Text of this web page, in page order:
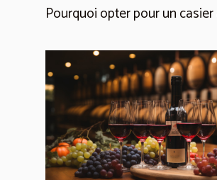
Pourquoi opter pour un casier